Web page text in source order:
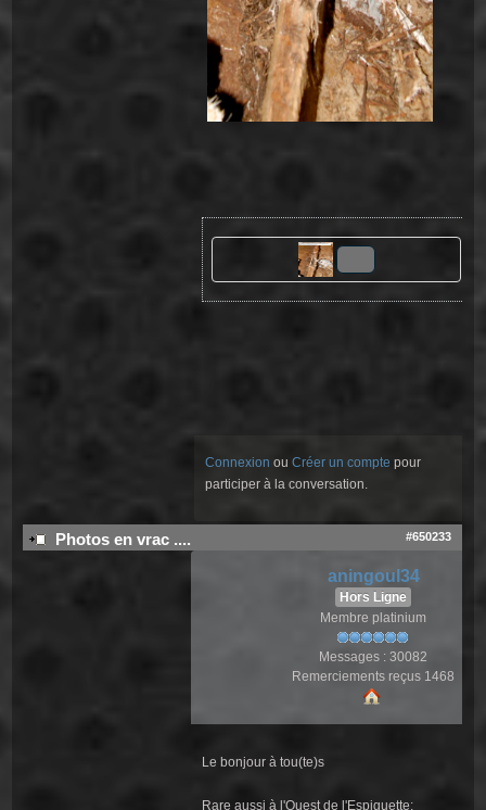
Connexion ouCréer un compte pour
participer à la conversation.
Photos en vrac .... #650233
aningoul34
Hors Ligne
Membre platinium
Messages : 30082
Remerciements reçus 1468
Le bonjour à tou(te)s
Rare aussi à l'Ouest de l'Espiguette: